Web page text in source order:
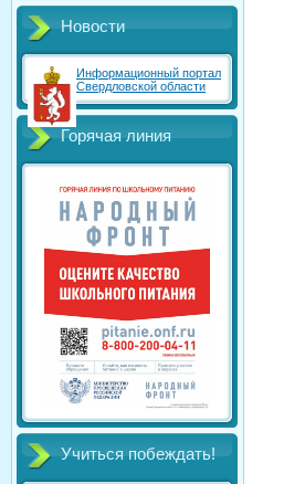
Новости
Информационный портал
Свердловской области
Горячая линия
Учиться побеждать!